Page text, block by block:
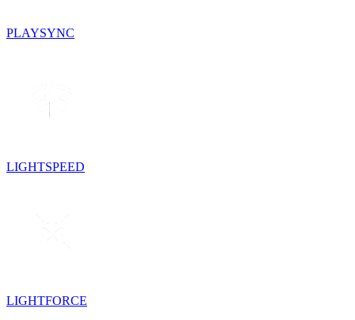
PLAYSYNC
LIGHTSPEED
LIGHTFORCE